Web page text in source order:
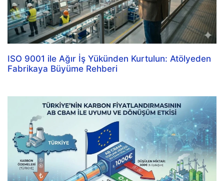
ISO 9001 ile Ağır İş Yükünden Kurtulun: Atölyeden
Fabrikaya Büyüme Rehberi